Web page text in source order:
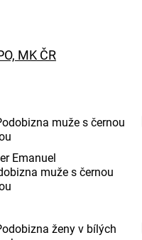
MK ČR
Emanuel
muže s černou